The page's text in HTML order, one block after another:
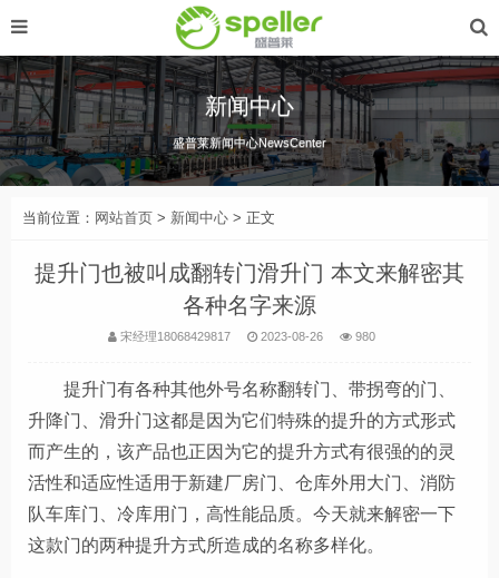
新闻中心
盛普莱新闻中心NewsCenter
当前位置： 网站首页 > 新闻中心 > 正文
提升门也被叫成翻转门滑升门 本文来解密其
各种名字来源
宋经理18068429817 2023-08-26 980
提升门有各种其他外号名称翻转门、带拐弯的门、
升降门、滑升门这都是因为它们特殊的提升的方式形式
而产生的 ， 该产品也正因为它的提升方式有很强的的灵
活性和适应性适用于新建厂房门、仓库外用大门、消防
队车库门
冷库用门，高性能品质。 今天就来解密一下
这款门的两种提升方式所造成的名称多样化。